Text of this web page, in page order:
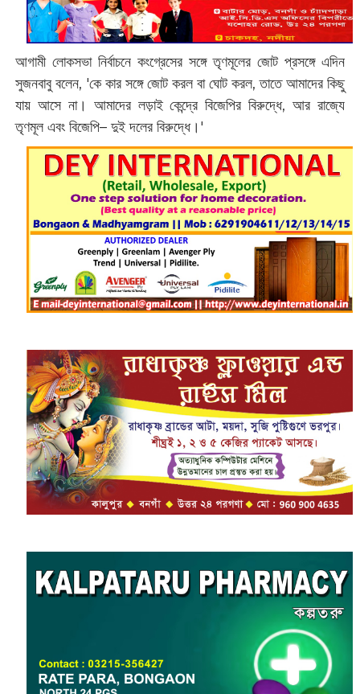
আগামী লোকসভা নির্বাচনে কংগ্রেসের সঙ্গে তৃণমূলের জোট প্রসঙ্গে এদিন
সুজনবাবু বলেন, 'কে কার সঙ্গে জোট করল বা ঘোট করল, তাতে আমাদের কিছু
যায় আসে না। আমাদের লড়াই কেন্দ্রে বিজেপির বিরুদ্ধে, আর রাজ্যে
তৃণমূল এবং বিজেপি– দুই দলের বিরুদ্ধে।'‌